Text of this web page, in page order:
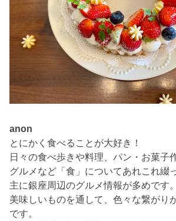
anon
とにかく食べることが大好き！
日々の食べ歩きや料理、パン・お菓子
グルメなど「食」についてあれこれ綴
主に銀座周辺のグルメ情報が多めです。
美味しいものを通して、色々な繋がり
です。